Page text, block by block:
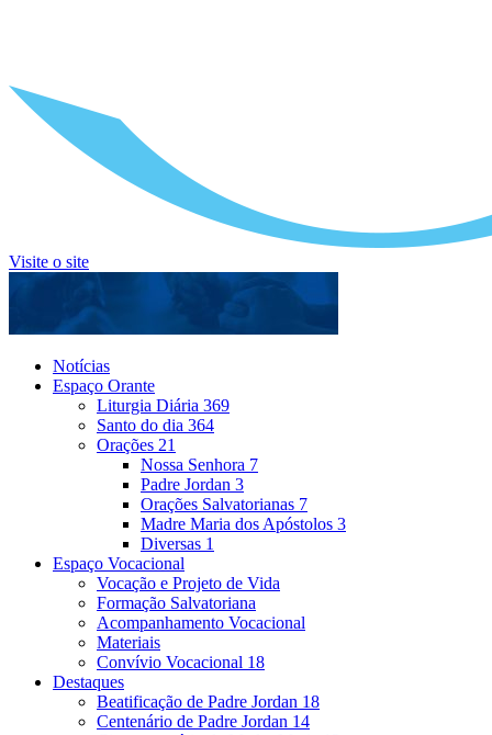
Visite o site
Notícias
Espaço Orante
Liturgia Diária 369
Santo do dia 364
Orações 21
Nossa Senhora 7
Padre Jordan 3
Orações Salvatorianas 7
Madre Maria dos Apóstolos 3
Diversas 1
Espaço Vocacional
Vocação e Projeto de Vida
Formação Salvatoriana
Acompanhamento Vocacional
Materiais
Convívio Vocacional 18
Destaques
Beatificação de Padre Jordan 18
Centenário de Padre Jordan 14